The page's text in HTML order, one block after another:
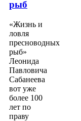
рыб
«Жизнь и
ловля
пресноводных
рыб»
Леонида
Павловича
Сабанеева
вот уже
более 100
лет по
праву